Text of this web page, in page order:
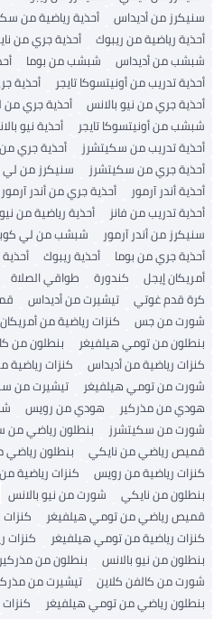
سنيكرز من أديداس
أحذية رياضية من
أحذية رياضية من ريبوك
أحذية جري من
شبشب من أديداس
شبشب من بوما
أحذية تدريب من أونيتسوكا تايجر
أحذية
أحذية جري من نيو بالانس
أحذية جري من
شبشب من أونيتسوكا تايجر
أحذية نيو
أحذية تدريب من سكيتشرز
أحذية جري
أحذية جري من سكيتشرز
سنيكرز من لي
أحذية أندر آرمور
أحذية جري من أندر آرمور
أحذية تدريب من فانز
أحذية رياضية من
سنيكرز من أندر آرمور
شبشب من لي
أحذية جري من بوما
أحذية ريبوك
أمريكان إيجل
كندورة طواقي الصلاة
كرة قدم غوتي
تيشيرت من أديداس
شورت من جس
كنزات رياضية من
بنطلون من تومي هيلفيغر
بنطلون من
كنزات رياضية من أديداس
كنزات رياضية
شورت من تومي هيلفيغر
تيشيرت من
هودي من مذركير
هودي من رويس
شورت من سكيتشرز
بنطلون رياضي من
قميص رياضي من نايكي
بنطلون
كنزات رياضية من رويس
كنزات رياضية
بنطلون من نايكي
شورت من نيو بالانس
قميص رياضي من تومي هيلفيغر
كنزات رياضية من تومي هيلفيغر
كنزات
بنطلون من نيو بالانس
بنطلون من مذركير
شورت من كالفن كلاين
تيشيرت من
بنطلون رياضي من تومي هيلفيغر